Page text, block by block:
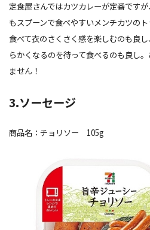
定食屋さんではカツカレーが定番です
もスプーンで食べやすいメンチカツの
食べて衣のさくさく感を楽しむのも良
らかくなるのを待って食べるのも良し
ません！
3.ソーセージ
商品名：チョリソー 105g